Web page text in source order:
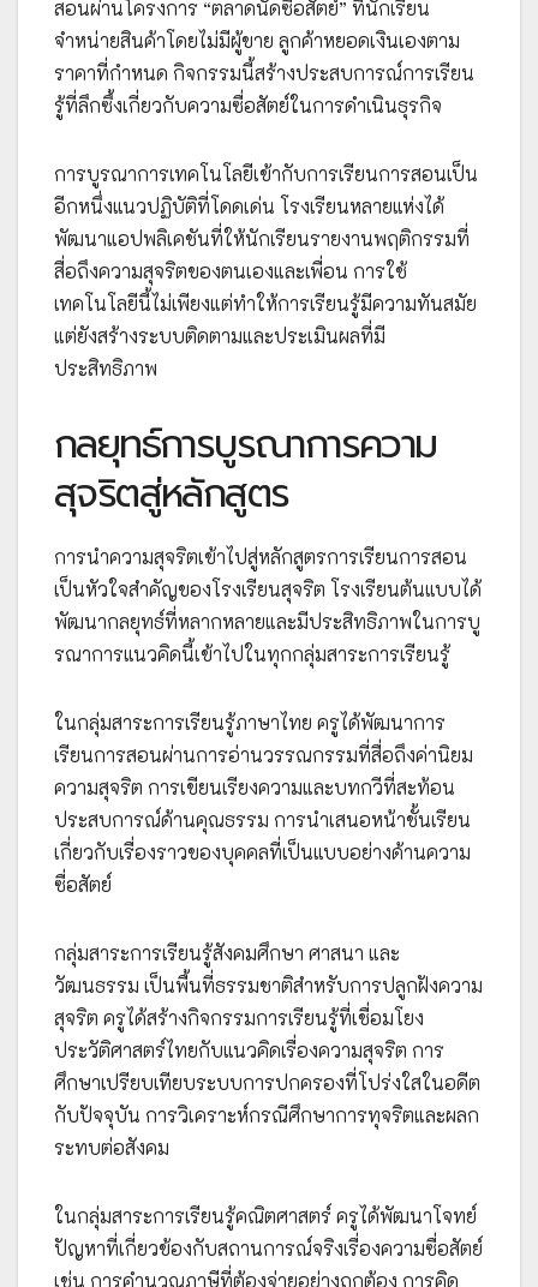
สอนผ่านโครงการ “ตลาดนัดซื่อสัตย์” ที่นักเรียน
จำหน่ายสินค้าโดยไม่มีผู้ขาย ลูกค้าหยอดเงินเองตาม
ราคาที่กำหนด กิจกรรมนี้สร้างประสบการณ์การเรียน
รู้ที่ลึกซึ้งเกี่ยวกับความซื่อสัตย์ในการดำเนินธุรกิจ
การบูรณาการเทคโนโลยีเข้ากับการเรียนการสอนเป็น
อีกหนึ่งแนวปฏิบัติที่โดดเด่น โรงเรียนหลายแห่งได้
พัฒนาแอปพลิเคชันที่ให้นักเรียนรายงานพฤติกรรมที่
สื่อถึงความสุจริตของตนเองและเพื่อน การใช้
เทคโนโลยีนี้ไม่เพียงแต่ทำให้การเรียนรู้มีความทันสมัย
แต่ยังสร้างระบบติดตามและประเมินผลที่มี
ประสิทธิภาพ
กลยุทธ์การบูรณาการความ
สุจริตสู่หลักสูตร
การนำความสุจริตเข้าไปสู่หลักสูตรการเรียนการสอน
เป็นหัวใจสำคัญของโรงเรียนสุจริต โรงเรียนต้นแบบได้
พัฒนากลยุทธ์ที่หลากหลายและมีประสิทธิภาพในการบู
รณาการแนวคิดนี้เข้าไปในทุกกลุ่มสาระการเรียนรู้
ในกลุ่มสาระการเรียนรู้ภาษาไทย ครูได้พัฒนาการ
เรียนการสอนผ่านการอ่านวรรณกรรมที่สื่อถึงค่านิยม
ความสุจริต การเขียนเรียงความและบทกวีที่สะท้อน
ประสบการณ์ด้านคุณธรรม การนำเสนอหน้าชั้นเรียน
เกี่ยวกับเรื่องราวของบุคคลที่เป็นแบบอย่างด้านความ
ซื่อสัตย์
กลุ่มสาระการเรียนรู้สังคมศึกษา ศาสนา และ
วัฒนธรรม เป็นพื้นที่ธรรมชาติสำหรับการปลูกฝังความ
สุจริต ครูได้สร้างกิจกรรมการเรียนรู้ที่เชื่อมโยง
ประวัติศาสตร์ไทยกับแนวคิดเรื่องความสุจริต การ
ศึกษาเปรียบเทียบระบบการปกครองที่โปร่งใสในอดีต
กับปัจจุบัน การวิเคราะห์กรณีศึกษาการทุจริตและผลก
ระทบต่อสังคม
ในกลุ่มสาระการเรียนรู้คณิตศาสตร์ ครูได้พัฒนาโจทย์
ปัญหาที่เกี่ยวข้องกับสถานการณ์จริงเรื่องความซื่อสัตย์
เช่น การคำนวณภาษีที่ต้องจ่ายอย่างถูกต้อง การคิด